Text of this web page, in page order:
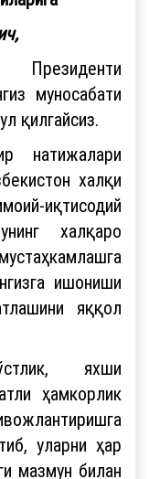
Президенти
муносабати
қилгайсиз.
натижалари
халқи
иқтисодий
халқаро
ишониши
яққол
яхши
ҳамкорлик
уларни ҳар
мазмун билан